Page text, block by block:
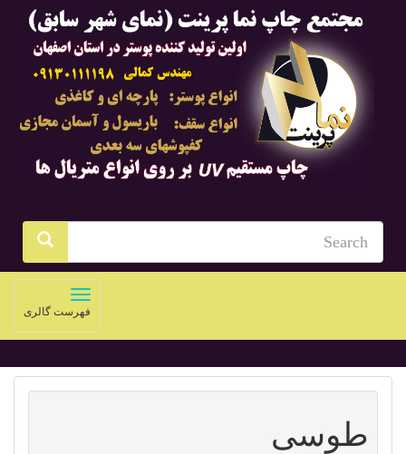
navigation
فهرست گالری
طوسی